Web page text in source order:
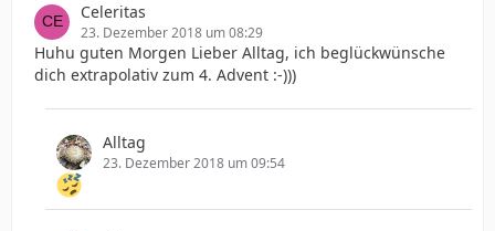
Celeritas
23. Dezember 2018 um 08:29
Huhu guten Morgen Lieber Alltag, ich beglückwünsche
dich extrapolativ zum 4. Advent :-)))
Alltag
23. Dezember 2018 um 09:54